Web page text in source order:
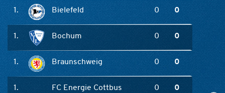
1.
Bielefeld 0 0
1. Bochum 0 0
1. Braunschweig 0 0
1. FC Energie Cottbus 0 0